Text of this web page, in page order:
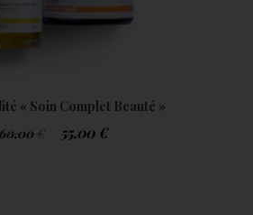
« Soin Complet Beauté »
60,00
55,00 €